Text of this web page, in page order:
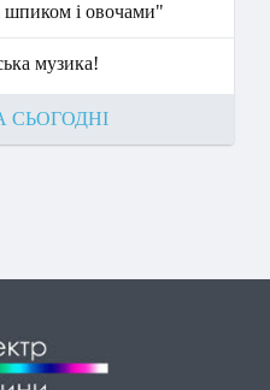
шпиком і овочами"
музика!
СЬОГОДНІ